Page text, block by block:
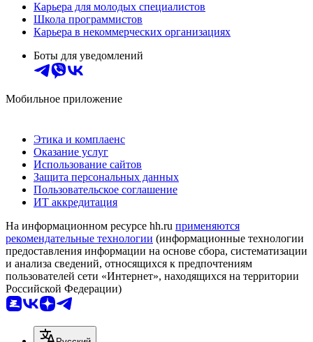
Карьера для молодых специалистов
Школа программистов
Карьера в некоммерческих организациях
Боты для уведомлений
Мобильное приложение
Этика и комплаенс
Оказание услуг
Использование сайтов
Защита персональных данных
Пользовательское соглашение
ИТ аккредитация
На информационном ресурсе hh.ru применяются
рекомендательные технологии (информационные технологии
предоставления информации на основе сбора, систематизации
и анализа сведений, относящихся к предпочтениям
пользователей сети «Интернет», находящихся на территории
Российской Федерации)